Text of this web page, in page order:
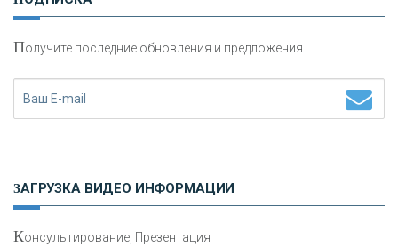
Получите последние обновления и предложения.
ЗАГРУЗКА ВИДЕО ИНФОРМАЦИИ
Консультирование, Презентация